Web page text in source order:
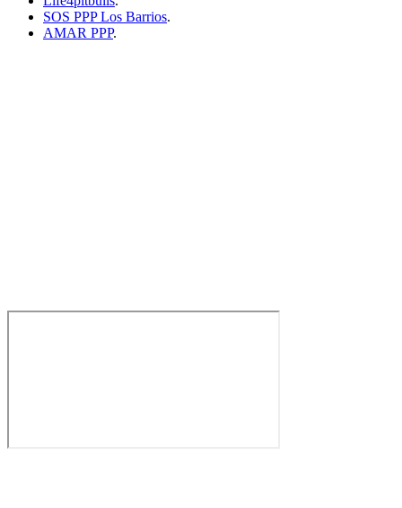
SOS PPP Los Barrios.
AMAR PPP.